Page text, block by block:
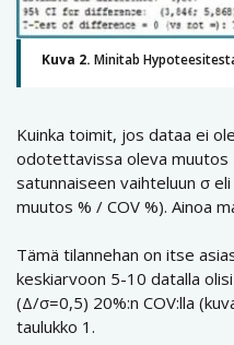
Kuva 2. Minitab
Kuinka toimit, jos dataa ei
odotettavissa oleva muutos
satunnaiseen vaihteluun σ
muutos % / COV %). Ainoa
Tämä tilannehan on itse
keskiarvoon 5-10 datalla
(Δ/σ=0,5) 20%:n COV:lla
taulukko 1.